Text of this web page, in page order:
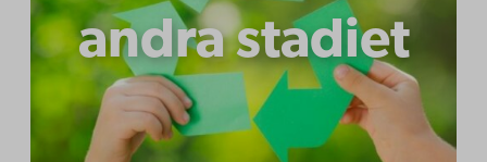
andra stadiet